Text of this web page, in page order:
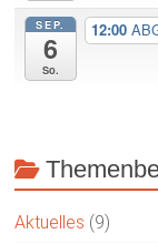
SEP.
6
So.
12:00
Aktuelles (9)